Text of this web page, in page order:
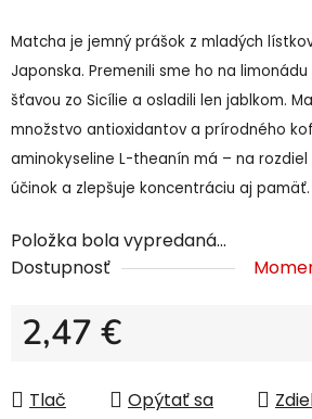
Matcha je jemný prášok z mladých
Japonska. Premenili sme ho na
šťavou zo Sicílie a osladili len jablkom.
množstvo antioxidantov a prírodného
aminokyseline L-theanín má – na
účinok a zlepšuje koncentráciu aj pamäť.
Položka bola vypredaná…
Dostupnosť
2,47 €
Tlač
Opýtať sa